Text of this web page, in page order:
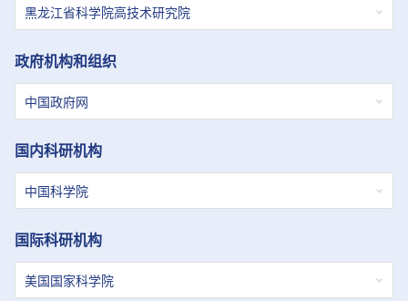
政府机构和组织
国内科研机构
国际科研机构